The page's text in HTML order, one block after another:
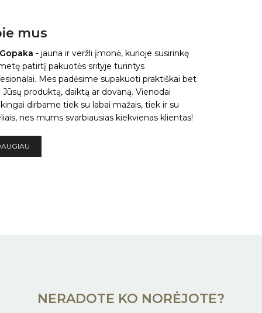
mus
- jauna ir veržli įmonė, kurioje susirinkę
patirtį pakuotės srityje turintys
Mes padėsime supakuoti praktiškai bet
produktą, daiktą ar dovaną. Vienodai
dirbame tiek su labai mažais, tiek ir su
nes mums svarbiausias kiekvienas klientas!
NERADOTE KO NORĖJOTE?